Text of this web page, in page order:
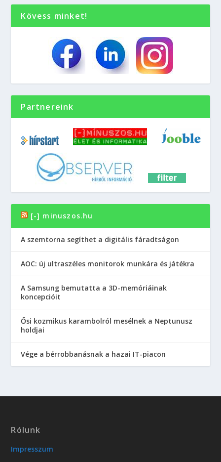
Kövess minket!
Partnereink
[-] minuszos.hu
A szemtorna segíthet a digitális fáradtságon
AOC: új ultraszéles monitorok munkára és játékra
A Samsung bemutatta a 3D-memóriáinak
koncepcióit
Ősi kozmikus karambolról mesélnek a Neptunusz
holdjai
Vége a bérrobbanásnak a hazai IT-piacon
Rólunk
Impresszum